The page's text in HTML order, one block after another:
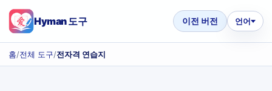
Hyman 도구 이전 버전 언어
홈/전체 도구/전자격 연습지